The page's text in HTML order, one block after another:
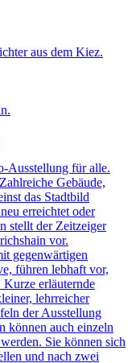
aus dem Kiez.
Ausstellung für alle.
Gebäude,
das Stadtbild
erreichtet oder
stellt der Zeitzeiger
vor.
gegenwärtigen
führen lebhaft vor,
Kurze erläuternde
lehrreicher
der Ausstellung
können auch einzeln
Sie können sich
und nach zwei